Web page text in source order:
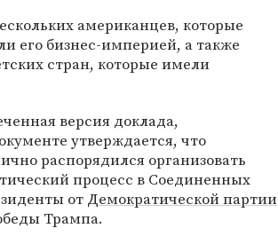
американцев, которые
его бизнес-империей, а также
стран, которые имели
версия доклада,
утверждается, что
распорядился организовать
процесс в Соединенных
от Демократической партии
Трампа.